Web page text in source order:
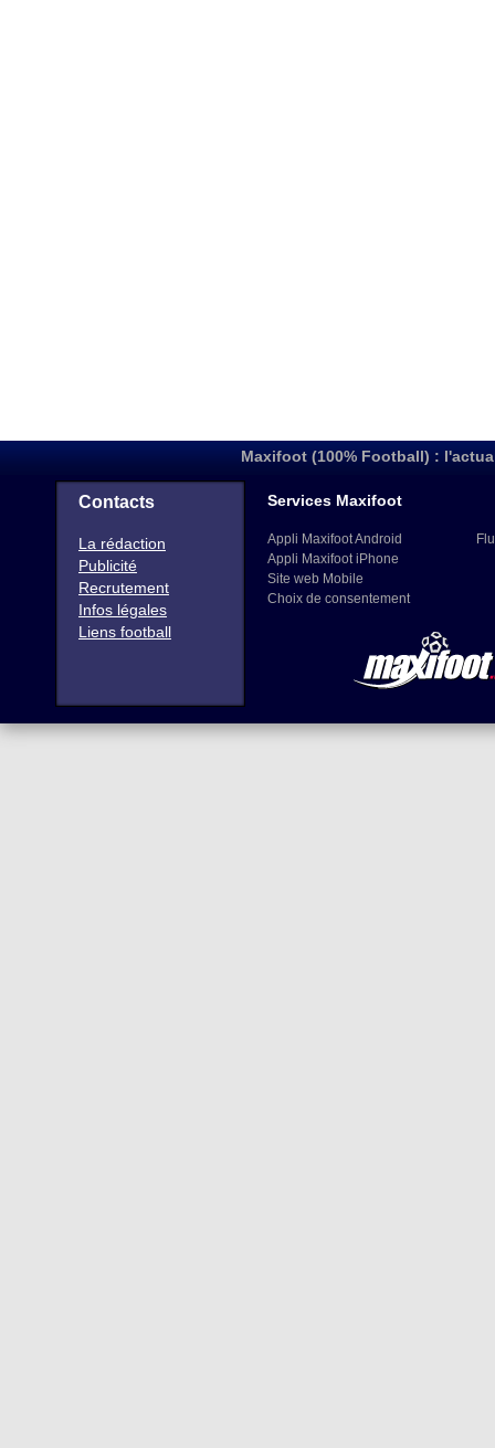
Maxifoot (100% Football) :
Contacts
La rédaction
Publicité
Recrutement
Infos légales
Liens football
Services Maxifoot
Appli Maxifoot Android
Appli Maxifoot iPhone
Site web Mobile
Choix de consentement